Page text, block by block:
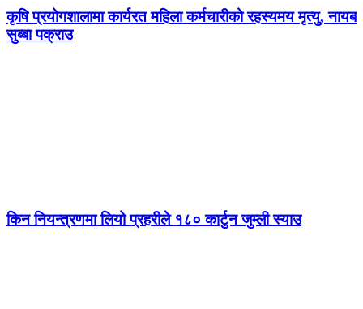
कृषि प्रयोगशालामा कार्यरत महिला कर्मचारीको रहस्यमय मृत्यु, नायब
सुब्बा पक्राउ
किन नियन्त्रणमा लियो प्रहरीले १८० कार्टुन जुम्ली स्याउ